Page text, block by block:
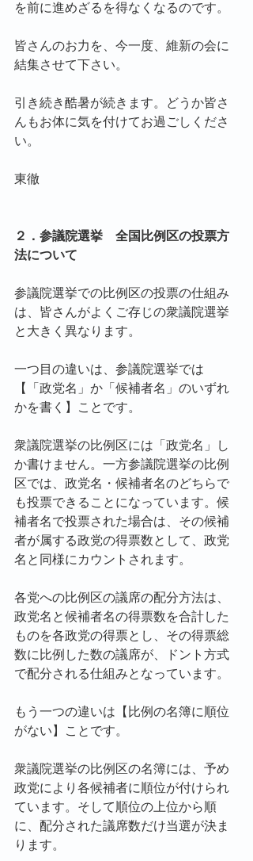
を前に進めざるを得なくなるのです。
皆さんのお力を、今一度、維新の会に
結集させて下さい。
引き続き酷暑が続きます。どうか皆さ
んもお体に気を付けてお過ごしくださ
い。
東徹
２．参議院選挙　全国比例区の投票方
法について
参議院選挙での比例区の投票の仕組み
は、皆さんがよくご存じの衆議院選挙
と大きく異なります。
一つ目の違いは、参議院選挙では
【「政党名」か「候補者名」のいずれ
かを書く】ことです。
衆議院選挙の比例区には「政党名」し
か書けません。一方参議院選挙の比例
区では、政党名・候補者名のどちらで
も投票できることになっています。候
補者名で投票された場合は、その候補
者が属する政党の得票数として、政党
名と同様にカウントされます。
各党への比例区の議席の配分方法は、
政党名と候補者名の得票数を合計した
ものを各政党の得票とし、その得票総
数に比例した数の議席が、ドント方式
で配分される仕組みとなっています。
もう一つの違いは【比例の名簿に順位
がない】ことです。
衆議院選挙の比例区の名簿には、予め
政党により各候補者に順位が付けられ
ています。そして順位の上位から順
に、配分された議席数だけ当選が決ま
ります。